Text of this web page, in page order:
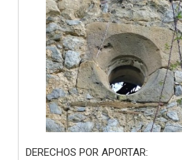
DERECHOS POR APORTAR: